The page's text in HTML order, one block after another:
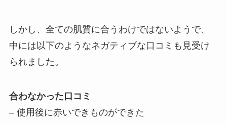
しかし、全ての肌質に合うわけではないようで、
中には以下のようなネガティブな口コミも見受け
られました。
合わなかった口コミ
– 使用後に赤いできものができた